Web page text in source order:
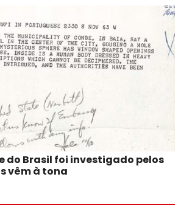
do Brasil foi investigado pelos
vêm à tona